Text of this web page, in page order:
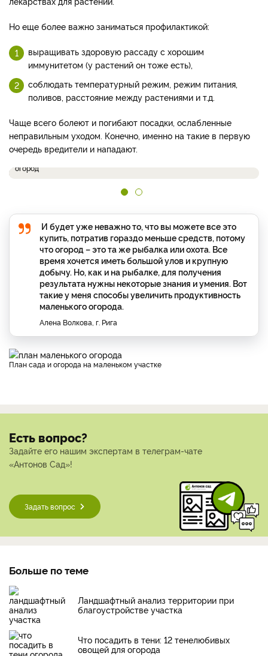
Но еще более важно заниматься профилактикой:
выращивать здоровую рассаду с хорошим
иммунитетом (у растений он тоже есть),
соблюдать температурный режим, режим питания,
поливов, расстояние между растениями и т.д.
Чаще всего болеют и погибают посадки, ослабленные
неправильным уходом. Конечно, именно на такие в первую
очередь вредители и нападают.
огород
И будет уже неважно то, что вы можете все это
купить, потратив гораздо меньше средств, потому
что огород – это та же рыбалка или охота. Все
время хочется иметь большой улов и крупную
добычу. Но, как и на рыбалке, для получения
результата нужны некоторые знания и умения. Вот
такие у меня способы увеличить продуктивность
маленького огорода.
Алена Волкова, г. Рига
План сада и огорода на маленьком участке
Есть вопрос?
Задайте его нашим экспертам в телеграм-чате
«Антонов Сад»!
Задать вопрос
Больше по теме
Ландшафтный анализ территории при
благоустройстве участка
Что посадить в тени: 12 тенелюбивых
овощей для огорода